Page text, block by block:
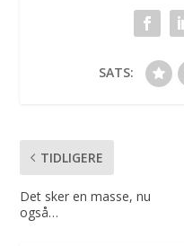
SATS:
TIDLIGERE
Det sker en masse, nu
også…